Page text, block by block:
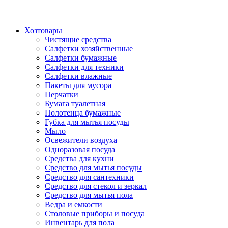
Хозтовары
Чистящие средства
Салфетки хозяйственные
Салфетки бумажные
Салфетки для техники
Салфетки влажные
Пакеты для мусора
Перчатки
Бумага туалетная
Полотенца бумажные
Губка для мытья посуды
Мыло
Освежители воздуха
Одноразовая посуда
Средства для кухни
Средство для мытья посуды
Средство для сантехники
Средство для стекол и зеркал
Средство для мытья пола
Ведра и емкости
Столовые приборы и посуда
Инвентарь для пола